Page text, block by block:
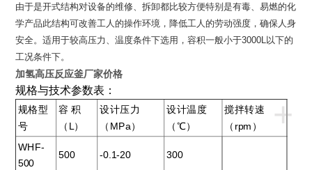
由于是开式结构对设备的维修、拆卸都比较方便特别是有毒、易燃的化
学产品此结构可改善工人的操作环境，降低工人的劳动强度，确保人身
安全。适用于较高压力、温度条件下选用，容积一般小于3000L以下的
工况条件下。
加氢高压反应釜厂家价格
规格与技术参数表：
+
规格型
号
容 积
（L）
设计压力
（MPa）
设计温度
（℃）
搅拌转速
（rpm）
WHF-
500
500 -0.1-20 300